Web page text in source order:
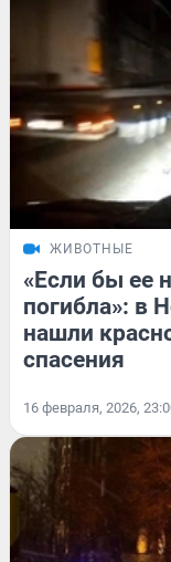
ЖИВОТНЫЕ
«Если бы ее
погибла»: в
нашли
спасения
16 февраля, 2026,